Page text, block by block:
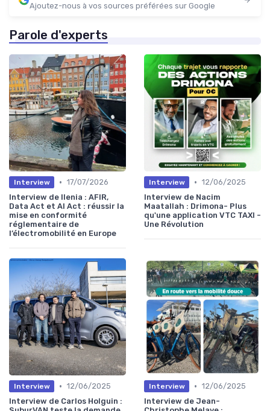
Ajoutez-nous à vos sources préférées sur Google
Parole d'experts
Interview • 17/07/2026
Interview de Ilenia : AFIR,
Data Act et AI Act : réussir la
mise en conformité
réglementaire de
l’électromobilité en Europe
Interview • 12/06/2025
Interview de Nacim
Maatallah : Drimona- Plus
qu'une application VTC TAXI -
Une Révolution
Interview • 12/06/2025
Interview de Carlos Holguin :
Interview • 12/06/2025
Interview de Jean-